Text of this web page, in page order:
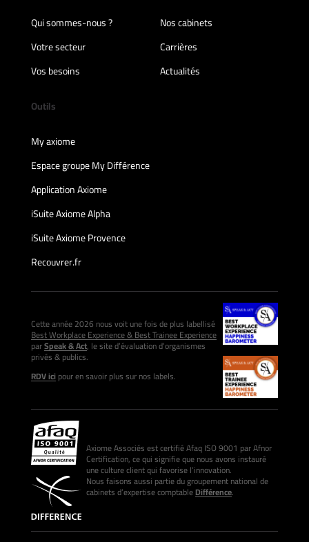
Qui sommes-nous ?
Nos cabinets
Votre secteur
Carrières
Vos besoins
Actualités
Outils
My axiome
Espace groupe My Différence
Application Axiome
iSuite Axiome Alpha
iSuite Axiome Provence
Recouvrer.fr
Cette année 2026 nous voit une fois de plus labellisé
Best Workplace Experience & Best Trainee Experience
parSpeak & Act, le site d’évaluation d’organismes
privés & publics.
RDV icipour en savoir plus sur nos labels.
Axiome Associés est certifié Afaq ISO 9001 par Afnor
Certification, ce qui signifie que nous avons instauré
une culture client qui favorise l’innovation.
Nous faisons aussi partie du groupement national de
cabinets d’expertise comptableDifférence.